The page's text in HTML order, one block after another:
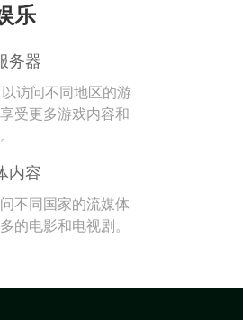
乐
务器
访问不同地区的游
受更多游戏内容和
内容
不同国家的流媒体
的电影和电视剧。